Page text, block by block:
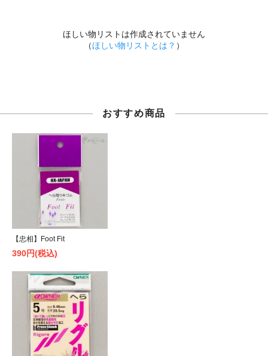
ほしい物リストは作成されていません
（ほしい物リストとは？ ）
おすすめ商品
【忠相】Foot Fit
390円(税込)